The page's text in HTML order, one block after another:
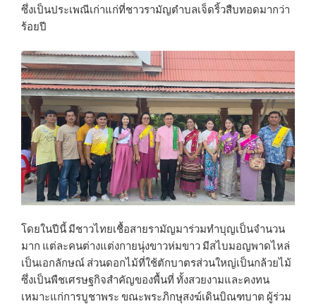
ซึ่งเป็นประเพณีเก่าแก่ที่ชาวรามัญตำบลเจ็ดริ้วสืบทอดมากว่า
ร้อยปี
โดยในปีนี้ มีชาวไทยเชื้อสายรามัญมาร่วมทำบุญเป็นจำนวน
มาก แต่ละคนต่างแต่งกายนุ่งขาวห่มขาว มีสไบมอญพาดไหล่
เป็นเอกลักษณ์ ส่วนดอกไม้ที่ใช้ตักบาตรส่วนใหญ่เป็นกล้วยไม้
ซึ่งเป็นพืชเศรษฐกิจสำคัญของพื้นที่ ทั้งสวยงามและคงทน
เหมาะแก่การบูชาพระ ขณะพระภิกษุสงฆ์เดินบิณฑบาต ผู้ร่วม